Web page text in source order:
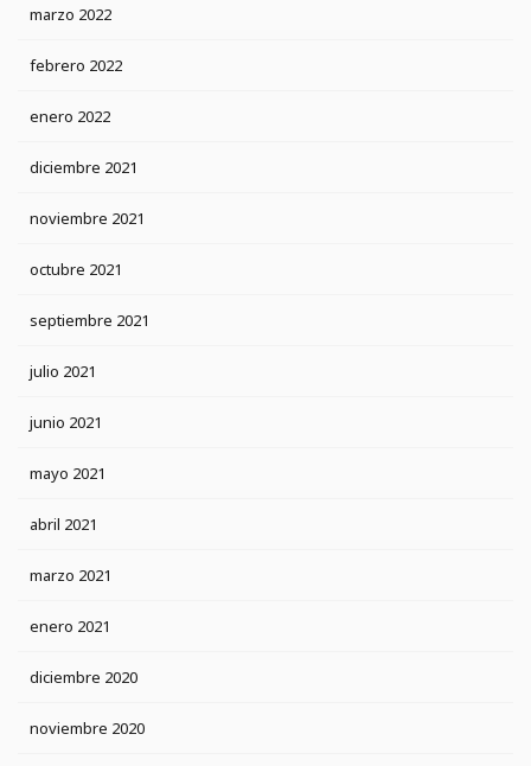
marzo 2022
febrero 2022
enero 2022
diciembre 2021
noviembre 2021
octubre 2021
septiembre 2021
julio 2021
junio 2021
mayo 2021
abril 2021
marzo 2021
enero 2021
diciembre 2020
noviembre 2020